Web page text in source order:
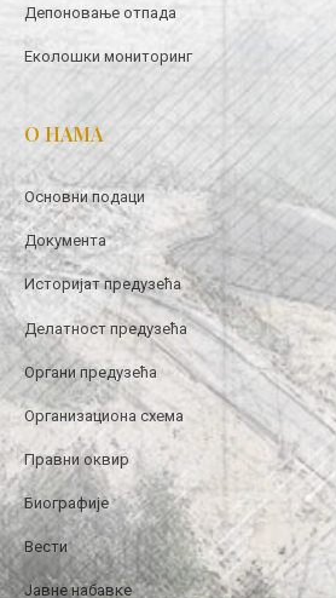
Депоновање отпада
Еколошки мониторинг
О НАМА
Основни подаци
Документа
Историјат предузећа
Делатност предузећа
Органи предузећа
Организациона схема
Правни оквир
Биографије
Вести
Јавне набавке